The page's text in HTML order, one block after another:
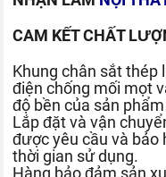
CAM KẾT CHẤT
Khung chân sắt
điện chống mối mọt
độ bền của sản
Lắp đặt và vận
được yêu cầu và bảo
thời gian sử dụng.
Hàng bảo đảm sản